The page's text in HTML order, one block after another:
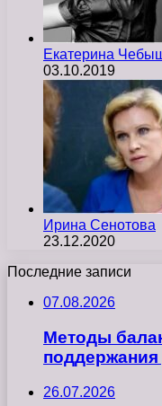
Екатерина
03.10.2019
Ирина Сенотова
23.12.2020
Последние записи
07.08.2026
Методы
поддержания
26.07.2026